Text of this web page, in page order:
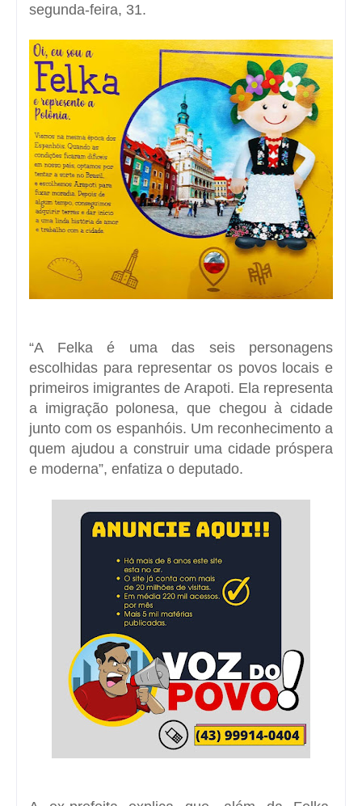
segunda-feira, 31.
“A Felka é uma das seis personagens
escolhidas para representar os povos locais e
primeiros imigrantes de Arapoti. Ela representa
a imigração polonesa, que chegou à cidade
junto com os espanhóis. Um reconhecimento a
quem ajudou a construir uma cidade próspera
e moderna”, enfatiza o deputado.